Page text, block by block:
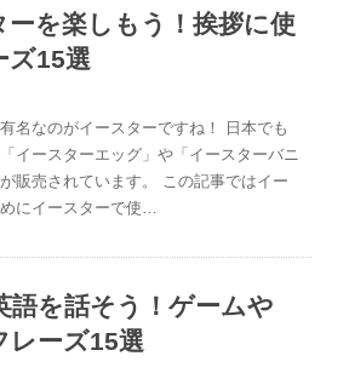
ーを楽しもう！挨拶に使
ズ15選
名なのがイースターですね！ 日本でも
イースターエッグ」や「イースターバニ
販売されています。 この記事ではイー
にイースターで使…
語を話そう！ゲームや
レーズ15選